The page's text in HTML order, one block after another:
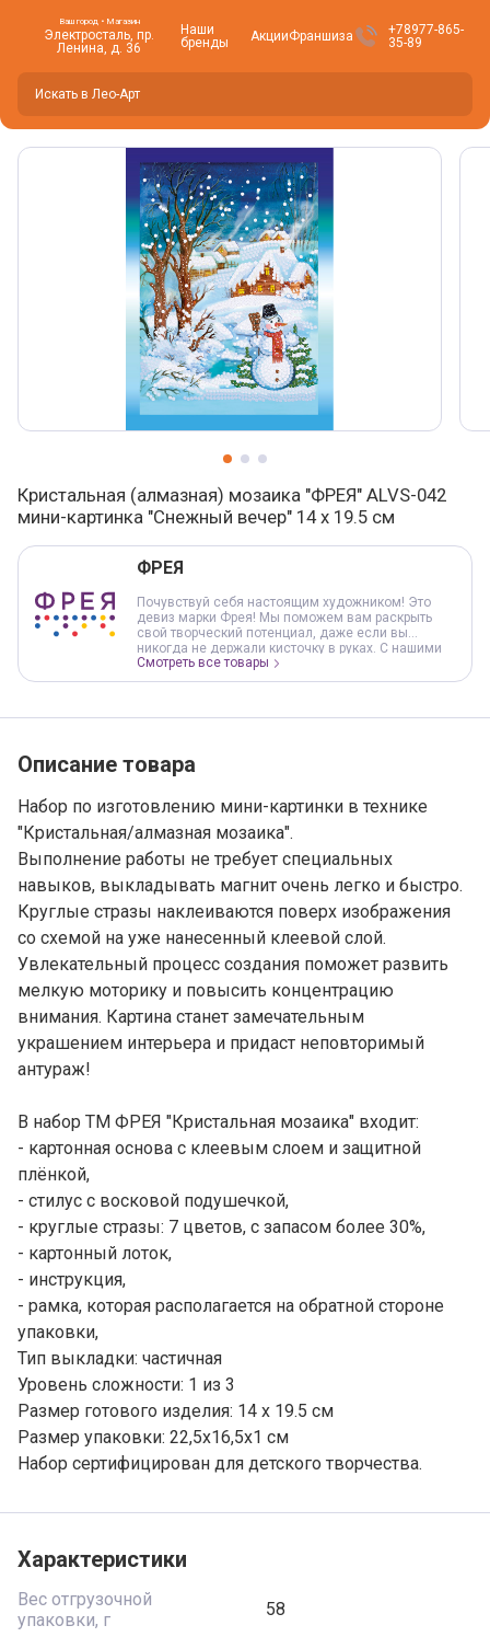
Ваш город • Магазин
Электросталь, пр.
Ленина, д. 36
Наши
бренды
АкцииФраншиза
+78977-865-
35-89
Кристальная (алмазная) мозаика "ФРЕЯ" ALVS-042
мини-картинка "Снежный вечер" 14 х 19.5 см
Варианты товара, краткая характеристика
Добавление в корзину
ФРЕЯ
Почувствуй себя настоящим художником! Это
девиз марки Фрея! Мы поможем вам раскрыть
свой творческий потенциал, даже если вы
никогда не держали кисточку в руках. С нашими
наборами вы легко сможете создать свои
собственные шедевры. В нашем ассортименте вы
Смотреть все товары
Фото товара
Описание товара
Набор по изготовлению мини-картинки в технике
"Кристальная/алмазная мозаика".
Выполнение работы не требует специальных
навыков, выкладывать магнит очень легко и быстро.
Круглые стразы наклеиваются поверх изображения
со схемой на уже нанесенный клеевой слой.
Увлекательный процесс создания поможет развить
мелкую моторику и повысить концентрацию
внимания. Картина станет замечательным
украшением интерьера и придаст неповторимый
антураж!
В набор ТМ ФРЕЯ "Кристальная мозаика" входит:
- картонная основа с клеевым слоем и защитной
плёнкой,
- стилус с восковой подушечкой,
- круглые стразы: 7 цветов, с запасом более 30%,
- картонный лоток,
- инструкция,
- рамка, которая располагается на обратной стороне
упаковки,
Тип выкладки: частичная
Уровень сложности: 1 из 3
Размер готового изделия: 14 х 19.5 см
Размер упаковки: 22,5х16,5х1 см
Набор сертифицирован для детского творчества.
Характеристики
Вес отгрузочной
упаковки, г
58